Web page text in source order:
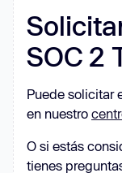
SOC 2
Puede solicitar
en nuestro
O si estás
tienes